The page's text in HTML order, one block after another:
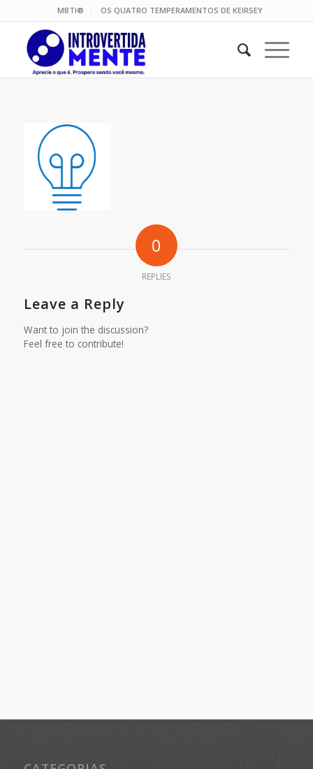
MBTI® OS QUATRO TEMPERAMENTOS DE KEIRSEY
0
REPLIES
Leave a Reply
Want to join the discussion?
Feel free to contribute!